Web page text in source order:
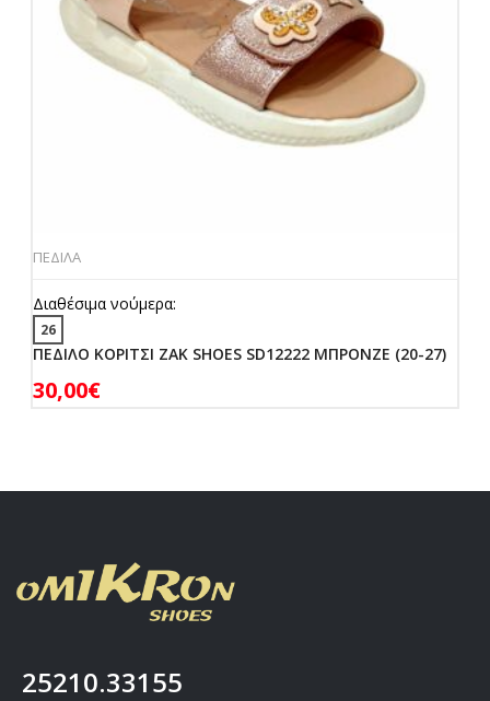
ΠΕΔΙΛΑ
Διαθέσιμα νούμερα:
26
ΠΕΔΙΛΟ ΚΟΡΙΤΣΙ ZAK SHOES SD12222 ΜΠΡΟΝΖΕ (20-27)
30,00€
25210.33155